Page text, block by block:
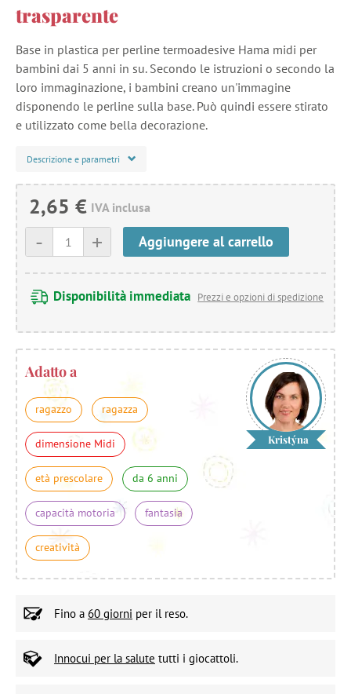
trasparente
Base in plastica per perline termoadesive Hama midi per
bambini dai 5 anni in su. Secondo le istruzioni o secondo la
loro immaginazione, i bambini creano un'immagine
disponendo le perline sulla base. Può quindi essere stirato
e utilizzato come bella decorazione.
Descrizione e parametri
2,65 € IVA inclusa
+
- Aggiungere al carrello
Disponibilità immediata Prezzi e opzioni di spedizione
Adatto a
ragazzo ragazza
dimensione Midi
età prescolare da 6 anni
capacità motoria fantasia
creatività
Kristýna
Fino a 60 giorni per il reso.
Innocui per la salute tutti i giocattoli.